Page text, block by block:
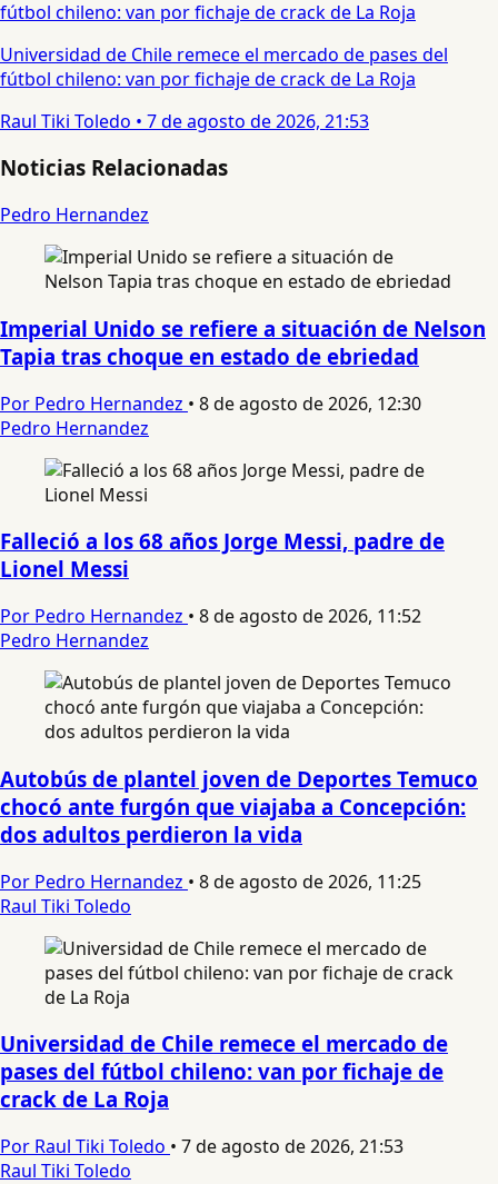
Universidad de Chile remece el mercado de pases del
fútbol chileno: van por fichaje de crack de La Roja
Raul Tiki Toledo • 7 de agosto de 2026, 21:53
Noticias Relacionadas
Pedro Hernandez
Imperial Unido se refiere a situación de Nelson
Tapia tras choque en estado de ebriedad
Por Pedro Hernandez • 8 de agosto de 2026, 12:30
Pedro Hernandez
Falleció a los 68 años Jorge Messi, padre de
Lionel Messi
Por Pedro Hernandez • 8 de agosto de 2026, 11:52
Pedro Hernandez
Autobús de plantel joven de Deportes Temuco
chocó ante furgón que viajaba a Concepción:
dos adultos perdieron la vida
Por Pedro Hernandez • 8 de agosto de 2026, 11:25
Raul Tiki Toledo
Universidad de Chile remece el mercado de
pases del fútbol chileno: van por fichaje de
crack de La Roja
Por Raul Tiki Toledo • 7 de agosto de 2026, 21:53
Raul Tiki Toledo